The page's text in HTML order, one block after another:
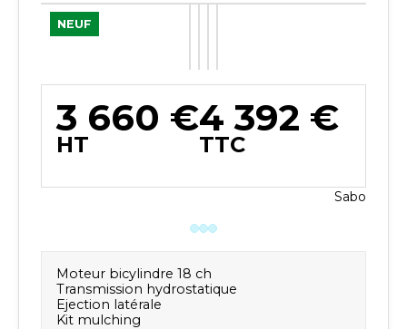
NEUF
Moteur bicylindre 18 ch
Transmission hydrostatique
Ejection latérale
Kit mulching
3 660 €
HT
4 392 €
TTC
Sabo